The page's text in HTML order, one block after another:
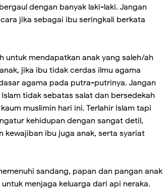
dengan banyak laki-laki. Jangan
jika sebagai ibu seringkali berkata
untuk mendapatkan anak yang saleh/ah
jika ibu tidak cerdas ilmu agama
agama pada putra-putrinya. Jangan
tidak sebatas salat dan bersedekah
muslimin hari ini. Terlahir Islam tapi
kehidupan dengan sangat detil,
kewajiban ibu juga anak, serta syariat
sandang, papan dan pangan anak
menjaga keluarga dari api neraka.